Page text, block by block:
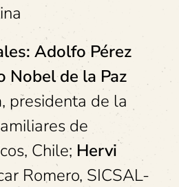
Adolfo Pérez
Nobel de la Paz
, presidenta de la
de
Chile; Hervi
Romero, SICSAL-